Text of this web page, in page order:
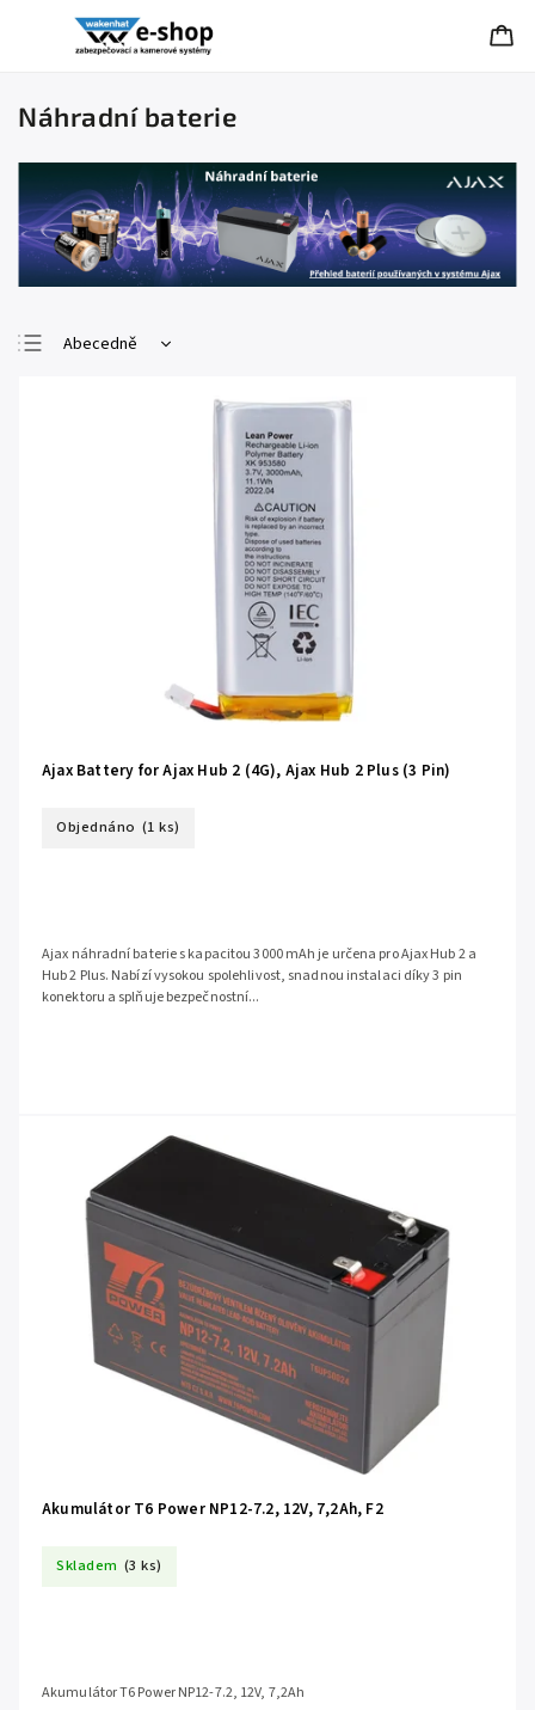
Náhradní baterie
Abecedně
Ajax Battery for Ajax Hub 2 (4G), Ajax Hub 2 Plus (3 Pin)
Objednáno (1 ks)
Ajax náhradní baterie s kapacitou 3000 mAh je určena pro Ajax Hub 2 a
Hub 2 Plus. Nabízí vysokou spolehlivost, snadnou instalaci díky 3 pin
konektoru a splňuje bezpečnostní...
Akumulátor T6 Power NP12-7.2, 12V, 7,2Ah, F2
Skladem (3 ks)
Akumulátor T6 Power NP12-7.2, 12V, 7,2Ah